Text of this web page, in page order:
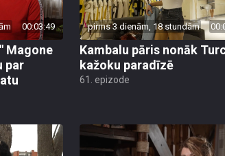
00:03:49
Magone
par
pirms 3 dienām, 18 stundām
Kambalu pāris nonāk
kažoku paradīzē
61. epizode